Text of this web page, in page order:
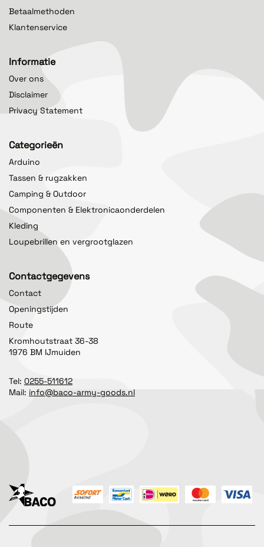
Betaalmethoden
Klantenservice
Informatie
Over ons
Disclaimer
Privacy Statement
Categorieën
Arduino
Tassen & rugzakken
Camping & Outdoor
Componenten & Elektronicaonderdelen
Kleding
Loupebrillen en vergrootglazen
Contactgegevens
Contact
Openingstijden
Route
Kromhoutstraat 36-38
1976 BM IJmuiden
Tel: 0255-511612
Mail: info@baco-army-goods.nl